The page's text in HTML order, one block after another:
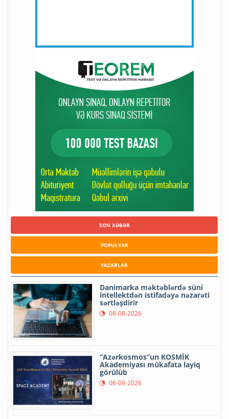
SON XƏBƏR
POPULYAR
YAZARLAR
Danimarka məktəblərdə süni
intellektdən istifadəyə nəzarəti
sərtləşdirir
08-08-2026
“Azərkosmos”un KOSMİK
Akademiyası mükafata layiq
görülüb
08-08-2026